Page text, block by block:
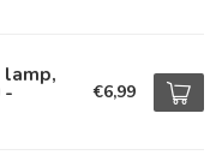
- €6,99